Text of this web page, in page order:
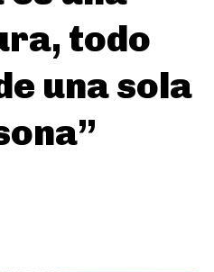
todo
una sola